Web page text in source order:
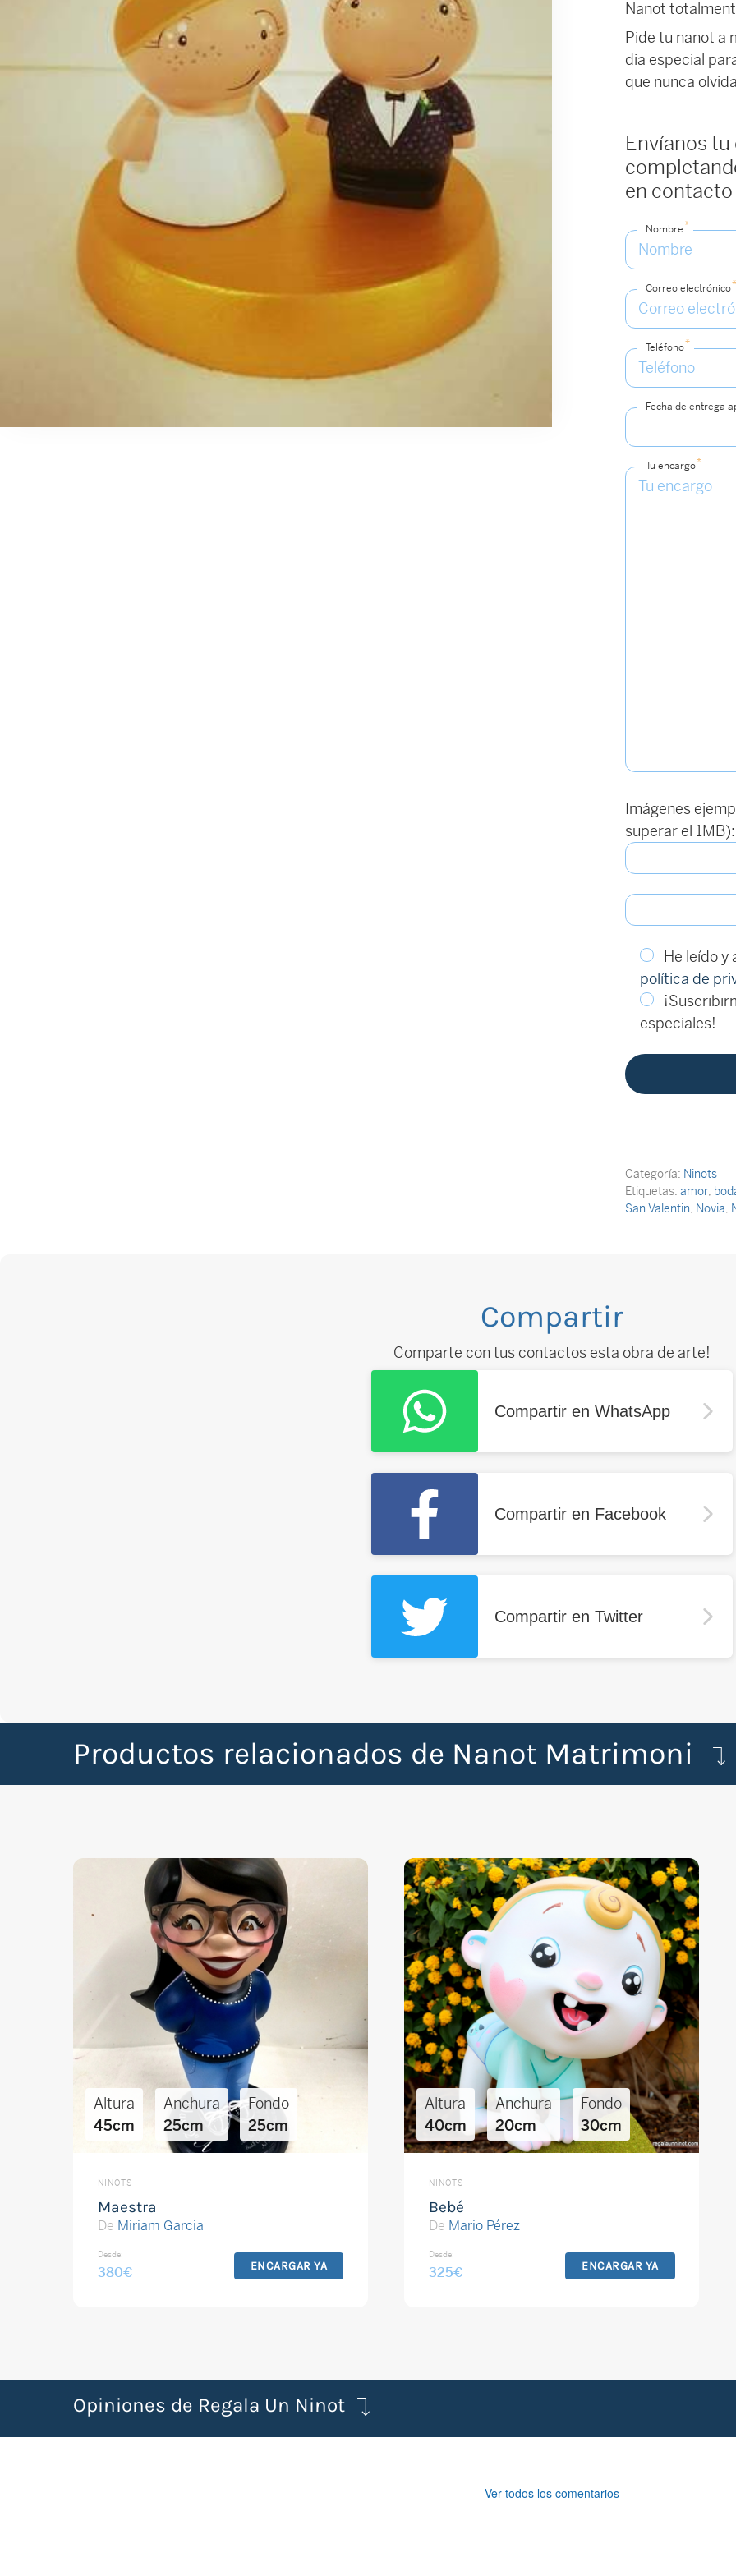
Nanot
Pide tu nanot a
dia especial
que nunca
Envíanos
en
Nombre*
Correo electrónico*
Teléfono*
Fecha de entrega
Tu encargo*
Imágenes
superar el 1MB):
He leído y
política de
especiales!
Categoría: Ninots
Etiquetas: amor,
San Valentin, Novia,
Compartir
Comparte con tus contactos esta obra de arte!
Compartir en WhatsApp
Compartir en Facebook
Compartir en Twitter
Productos relacionados de Nanot Matrimoni
Altura
45cm
Anchura
25cm
Fondo
25cm
NINOTS
Maestra
De Miriam Garcia
Desde:
380€ ENCARGAR YA
Altura
40cm
Anchura
20cm
Fondo
30cm
NINOTS
Bebé
De Mario Pérez
Desde:
325€ ENCARGAR YA
Opiniones de Regala Un Ninot
Ver todos los comentarios